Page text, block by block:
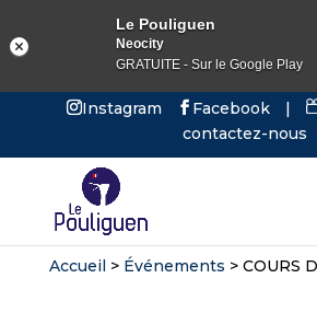
Instagram Facebook |
contactez-nous
Accueil> Événements > COURS
Le Pouliguen
Neocity
GRATUITE - Sur le Google Play